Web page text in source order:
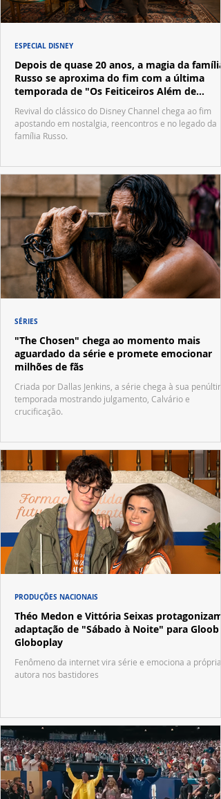
Depois de quase 20 anos, a magia da família
Russo se aproxima do fim com a última
temporada de "Os Feiticeiros Além de
Waverly Place"
Revival do clássico do Disney Channel chega ao fim
apostando em nostalgia, reencontros e no legado da
família Russo.
ESPECIAL DISNEY
"The Chosen" chega ao momento mais
aguardado da série e promete emocionar
milhões de fãs
Criada por Dallas Jenkins, a série chega à sua
temporada mostrando julgamento, Calvário e
crucificação.
SÉRIES
Théo Medon e Vittória Seixas protagonizam
adaptação de "Sábado à Noite" para Gloob e
Globoplay
Fenômeno da internet vira série e emociona a própria
autora nos bastidores
PRODUÇÕES NACIONAIS